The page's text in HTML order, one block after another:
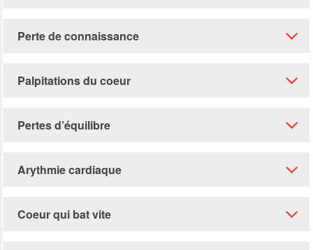
Perte de connaissance
Palpitations du coeur
Pertes d’équilibre
Arythmie cardiaque
Coeur qui bat vite